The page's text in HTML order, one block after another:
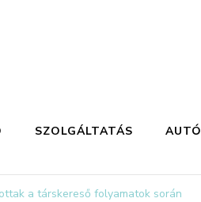
SZOLGÁLTATÁS AUTÓ
a társkereső folyamatok során